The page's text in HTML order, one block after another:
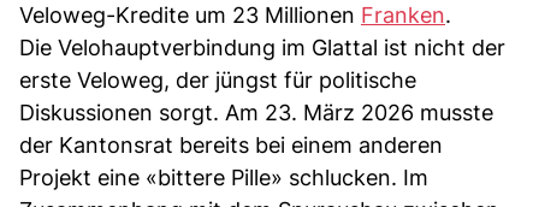
Veloweg-Kredite um 23 Millionen Franken.
Die Velohauptverbindung im Glattal ist nicht der
erste Veloweg, der jüngst für politische
Diskussionen sorgt. Am 23. März 2026 musste
der Kantonsrat bereits bei einem anderen
Projekt eine «bittere Pille» schlucken. Im